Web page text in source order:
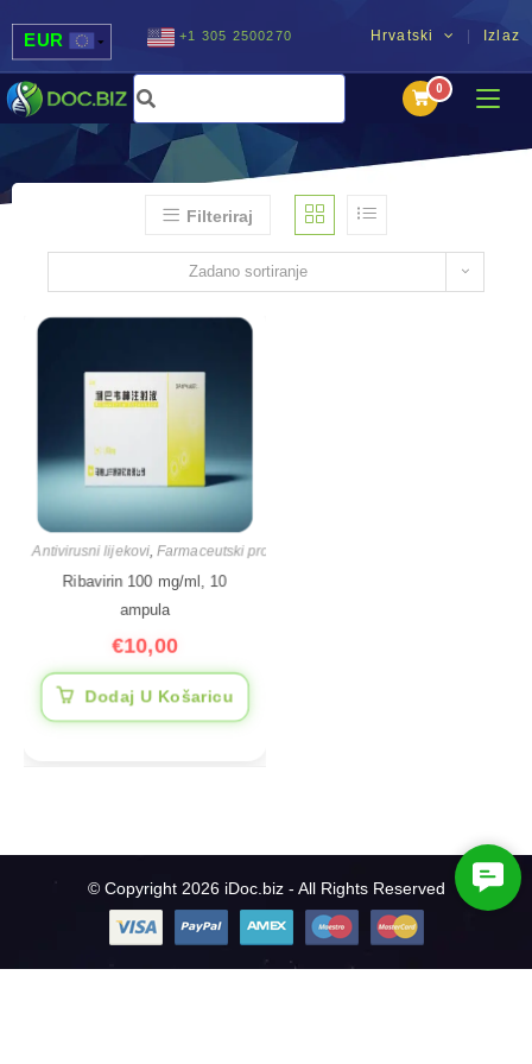
Hrvatski Izlaz
EUR
USD
UAH
+1 305 2500270
Filteriraj
Zadano sortiranje
Antivirusni lijekovi,Farmaceutski proizvodi
Ribavirin 100 mg/ml, 10
ampula
€10,00
Dodaj U Košaricu
© Copyright 2026 iDoc.biz - All Rights Reserved
C
o
t